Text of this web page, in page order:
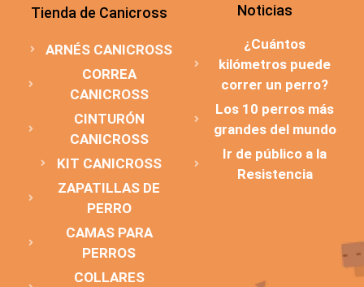
Tienda de Canicross
ARNÉS CANICROSS
CORREA
CANICROSS
CINTURÓN
CANICROSS
KIT CANICROSS
ZAPATILLAS DE
PERRO
CAMAS PARA
PERROS
COLLARES
Noticias
¿Cuántos
kilómetros puede
correr un perro?
Los 10 perros más
grandes del mundo
Ir de público a la
Resistencia